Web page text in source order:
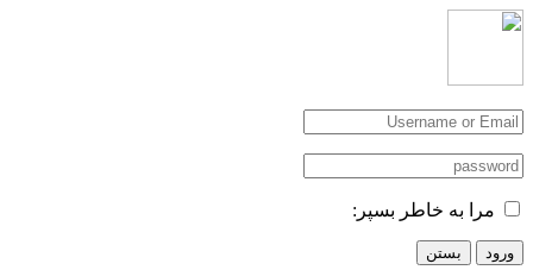
مرا به خاطر بسپر:
ورود بستن